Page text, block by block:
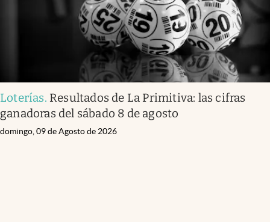
Loterías. Resultados de La Primitiva: las cifras
ganadoras del sábado 8 de agosto
domingo, 09 de Agosto de 2026